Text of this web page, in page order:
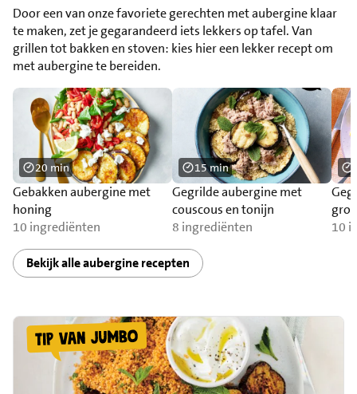
Door een van onze favoriete gerechten met aubergine klaar
te maken, zet je gegarandeerd iets lekkers op tafel. Van
grillen tot bakken en stoven: kies hier een lekker recept om
met aubergine te bereiden.
Gebakken aubergine met
honing
10 ingrediënten
20 min
Gegrilde aubergine met
couscous en tonijn
8 ingrediënten
15 min
10
Bekijk alle aubergine recepten